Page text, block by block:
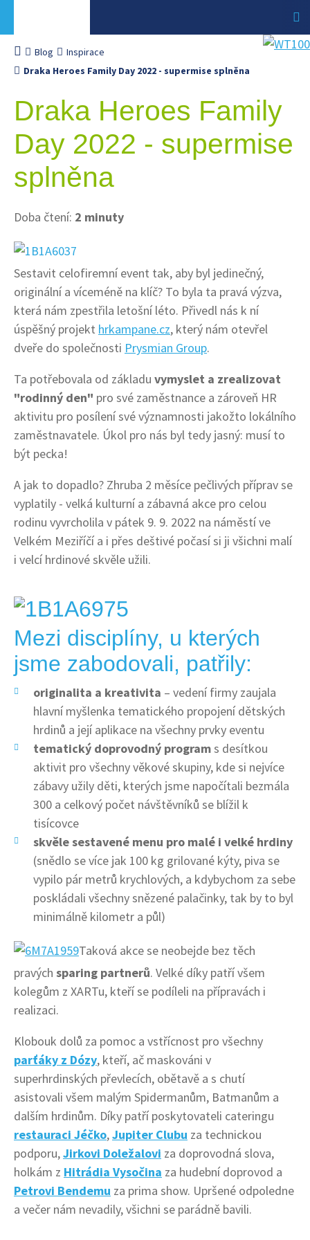
Blog
Inspirace
Draka Heroes Family Day 2022 - supermise splněna
Draka Heroes Family
Day 2022 - supermise
splněna
Doba čtení: 2 minuty
Sestavit celofiremní event tak, aby byl jedinečný,
originální a víceméně na klíč? To byla ta pravá výzva,
která nám zpestřila letošní léto. Přivedl nás k ní
úspěšný projekt hrkampane.cz, který nám otevřel
dveře do společnosti Prysmian Group.
Ta potřebovala od základu vymyslet a zrealizovat
"rodinný den" pro své zaměstnance a zároveň HR
aktivitu pro posílení své významnosti jakožto lokálního
zaměstnavatele. Úkol pro nás byl tedy jasný: musí to
být pecka!
A jak to dopadlo? Zhruba 2 měsíce pečlivých příprav se
vyplatily - velká kulturní a zábavná akce pro celou
rodinu vyvrcholila v pátek 9. 9. 2022 na náměstí ve
Velkém Meziříčí a i přes deštivé počasí si ji všichni malí
i velcí hrdinové skvěle užili.
Mezi disciplíny, u kterých
jsme zabodovali, patřily:
originalita a kreativita – vedení firmy zaujala
hlavní myšlenka tematického propojení dětských
hrdinů a její aplikace na všechny prvky eventu
tematický doprovodný programs desítkou
aktivit pro všechny věkové skupiny, kde si nejvíce
zábavy užily děti, kterých jsme napočítali bezmála
300 a celkový počet návštěvníků se blížil k
tisícovce
skvěle sestavené menu pro malé i velké hrdiny
(snědlo se více jak 100 kg grilované kýty, piva se
vypilo pár metrů krychlových, a kdybychom za sebe
poskládali všechny snězené palačinky, tak by to byl
minimálně kilometr a půl)
Taková akce se neobejde bez těch
pravých sparing partnerů. Velké díky patří všem
kolegům z XARTu, kteří se podíleli na přípravách i
realizaci.
Klobouk dolů za pomoc a vstřícnost pro všechny
parťáky z Dózy, kteří, ač maskováni v
superhrdinských převlecích, obětavě a s chutí
asistovali všem malým Spidermanům, Batmanům a
dalším hrdinům. Díky patří poskytovateli cateringu
restauraci Jéčko,Jupiter Clubu za technickou
podporu,Jirkovi Doležalovi za doprovodná slova,
holkám z Hitrádia Vysočina za hudební doprovod a
Petrovi Bendemu za prima show. Upršené odpoledne
a večer nám nevadily, všichni se parádně bavili.